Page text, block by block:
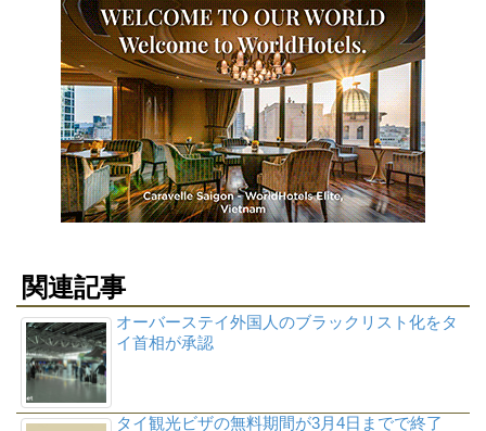
関連記事
オーバーステイ外国人のブラックリスト化をタ
イ首相が承認
タイ観光ビザの無料期間が3月4日までで終了